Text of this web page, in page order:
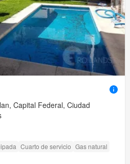
Capital Federal, Ciudad
Cuarto de servicio Gas natural